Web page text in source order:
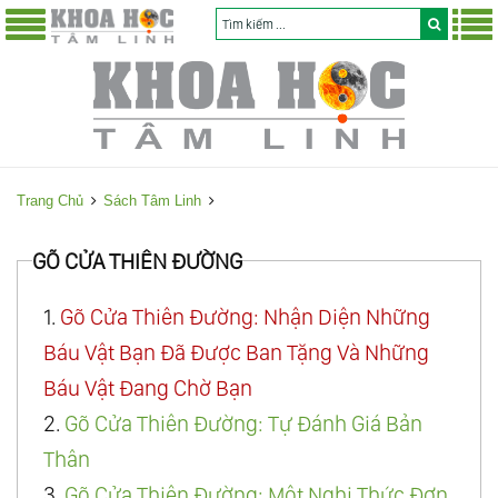
Trang Chủ Sách Tâm Linh
GÕ CỬA THIÊN ĐƯỜNG
1. Gõ Cửa Thiên Đường: Nhận Diện Những
Báu Vật Bạn Đã Được Ban Tặng Và Những
Báu Vật Đang Chờ Bạn
2. Gõ Cửa Thiên Đường: Tự Đánh Giá Bản
Thân